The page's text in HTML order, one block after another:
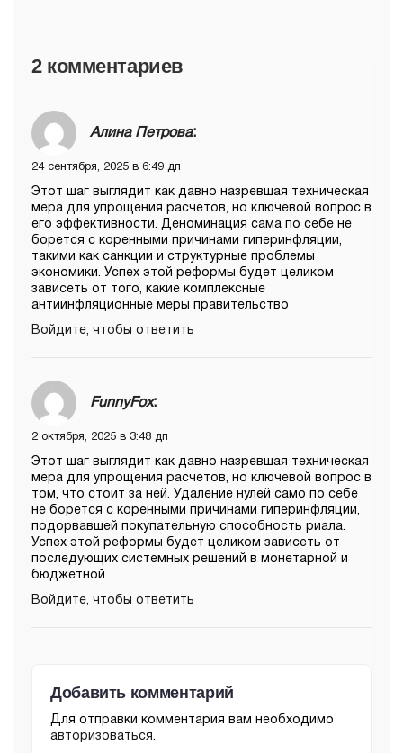
2 комментариев
Алина Петрова:
24 сентября, 2025 в 6:49 дп
Этот шаг выглядит как давно назревшая техническая
мера для упрощения расчетов, но ключевой вопрос в
его эффективности. Деноминация сама по себе не
борется с коренными причинами гиперинфляции,
такими как санкции и структурные проблемы
экономики. Успех этой реформы будет целиком
зависеть от того, какие комплексные
антиинфляционные меры правительство
Войдите, чтобы ответить
FunnyFox:
2 октября, 2025 в 3:48 дп
Этот шаг выглядит как давно назревшая техническая
мера для упрощения расчетов, но ключевой вопрос в
том, что стоит за ней. Удаление нулей само по себе
не борется с коренными причинами гиперинфляции,
подорвавшей покупательную способность риала.
Успех этой реформы будет целиком зависеть от
последующих системных решений в монетарной и
бюджетной
Войдите, чтобы ответить
Добавить комментарий
Для отправки комментария вам необходимо
авторизоваться.